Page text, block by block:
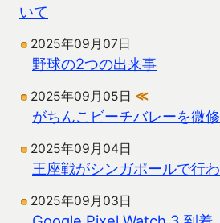
いて
2025年09月07日
野球の2つの出来事
2025年09月05日 ≪
がちんこビーチバレーを微
2025年09月04日
王座戦がシンガポールで行
2025年09月03日